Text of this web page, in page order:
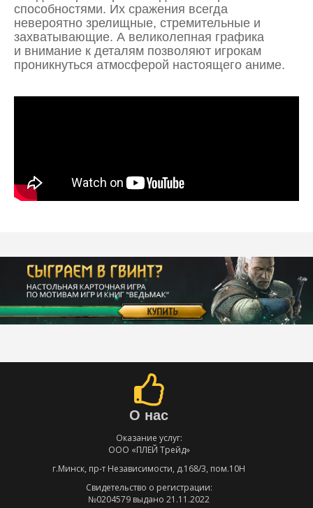
способностями. Их сражения всегда
невероятно зрелищные, стремительные и
захватывающие. А великолепная графика
и внимание к деталям позволяют игрокам
проникнуться атмосферой настоящего аниме.
О нас
Оказание услуг:
ООО «ПЛЕЙ Трейд»
г.Минск, пр-т Независимости, д.168/3, пом.10Н
Свидетельство о регистрации:
№0204579 выдано 21.11.2022